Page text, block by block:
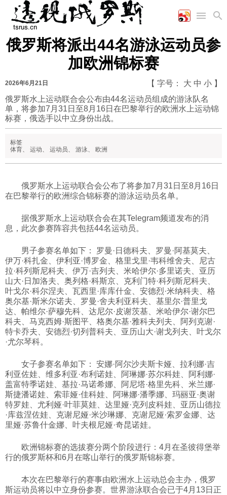
首页
国际
时政
军事
陆军
军事合作
评论
经济
工业
能源
农业
科技
社会
文化
美食
娱乐
历史
体育
旅游
漫画
视频
图表
俄罗斯将派出44名游泳运动员参
加欧洲锦标赛
2026年6月21日 【 字号： 大 中 小 】
俄罗斯水上运动联合会公布由44名运动员组成的游泳队名
单，将参加7月31日至8月16日在巴黎举行的欧洲水上运动锦
标赛，俄选手以中立身份出战。
标签
体育、 运动、 运动员、 游泳、 欧洲
俄罗斯水上运动联合会公布了将参加7月31日至8月16日
在巴黎举行的欧洲综合锦标赛的游泳运动员名单。
据俄罗斯水上运动联合会在其Telegram频道发布的消
息，此次参赛阵容共包括44名运动员。
男子参赛名单如下： 罗曼·日德科夫、罗曼·阿基莫夫、
伊万·科扎金、伊利亚·博罗金、格里戈里·韦科维舍夫、尼古
拉·科列斯尼科夫、伊万·吉列夫、米哈伊尔·多里诺夫、亚历
山大·日加洛夫、奥列格·科斯京、克利门特·科列斯尼科夫、
叶戈尔·科尔涅夫、瓦西里·库库什金、安德烈·米纳科夫、格
奥尔基·斯米尔诺夫、罗曼·舍夫利亚科夫、基里尔·普里戈
达、帕维尔·萨穆先科、达尼尔·皮谢茨基、米哈伊尔·谢尔巴
科夫、马克西姆·斯图平、格奥尔基·雅科夫列夫、阿列克谢·
特卡乔夫、安德烈·切列普科夫、亚历山大·谢戈列夫、叶戈尔
·尤尔琴科。
女子参赛名单如下： 安娜·阿尔沙夫斯卡娅、拉利娜·吉
利亚佐娃、维多利亚·布利诺娃、阿琳娜·苏尔科娃、阿利娜·
盖富特季诺娃、基拉·马诺希娜、阿尼塔·格里先科、米兰娜·
斯捷潘诺娃、索菲娅·佳科娃、阿琳娜·潘季娜、玛丽亚·奥谢
特罗娃、尤利娅·叶菲莫娃、达里娅·克列皮科娃、亚历山德拉
·库兹涅佐娃、克谢尼娅·米沙琳娜、克谢尼娅·索罗金娜、达
里娅·苏鲁什金娜、叶夫根尼娅·奇昆诺娃。
欧洲锦标赛的选拔赛分两个阶段进行：4月在圣彼得堡举
行的俄罗斯杯和6月在喀山举行的俄罗斯锦标赛。
本次在巴黎举行的赛事由欧洲水上运动总会主办，俄罗
斯运动员将以中立身份参赛。世界游泳联合会已于4月13日正